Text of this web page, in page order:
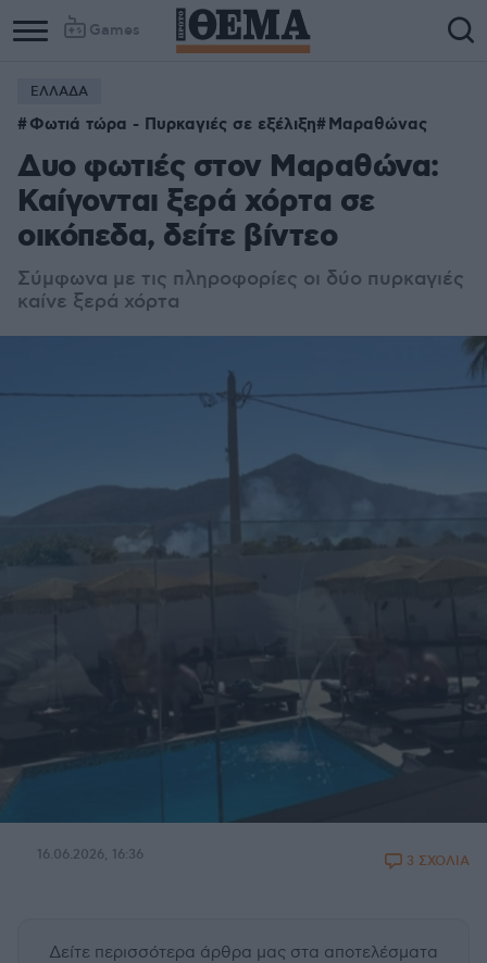
Games
ΕΛΛΑΔΑ
Φωτιά τώρα - Πυρκαγιές σε εξέλιξη Μαραθώνας
Δυο φωτιές στον Μαραθώνα:
Καίγονται ξερά χόρτα σε
οικόπεδα, δείτε βίντεο
Σύμφωνα με τις πληροφορίες οι δύο πυρκαγιές
καίνε ξερά χόρτα
16.06.2026, 16:36 3 ΣΧΟΛΙΑ
Δείτε περισσότερα άρθρα μας στα αποτελέσματα